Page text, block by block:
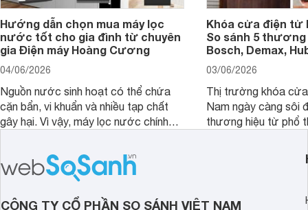
Hướng dẫn chọn mua máy lọc
nước tốt cho gia đình từ chuyên
gia Điện máy Hoàng Cương
04/06/2026
Nguồn nước sinh hoạt có thể chứa
cặn bẩn, vi khuẩn và nhiều tạp chất
gây hại. Vì vậy, máy lọc nước chính
sạch cho cả gia đình.
Khóa cửa điện tử
So sánh 5 thương
Bosch, Demax,
03/06/2026
Thị trường khóa
Nam ngày càng sôi
thương hiệu từ phổ
sẽ so sánh 5
Demax, Hubert và
CÔNG TY CỔ PHẦN SO SÁNH VIỆT NAM